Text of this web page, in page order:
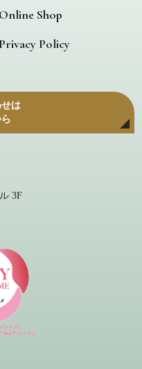
Online Shop
Privacy Policy
は
3F